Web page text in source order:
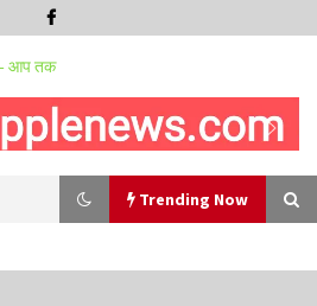
Trending Now